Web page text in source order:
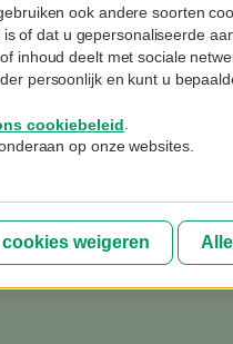
ook andere soorten
of dat u gepersonaliseerde
inhoud deelt met sociale
persoonlijk en kunt u
cookiebeleid
op onze websites.
weigeren